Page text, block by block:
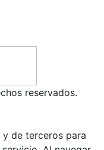
reservados.
de terceros para